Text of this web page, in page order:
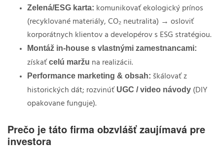
Zelená/ESG karta: komunikovať ekologický prínos
(recyklované materiály, CO₂ neutralita) → osloviť
korporátnych klientov a developérov s ESG stratégiou.
Montáž in-house s vlastnými zamestnancami:
získať celú maržu na realizácii.
Performance marketing & obsah: škálovať z
historických dát; rozvinúť UGC / video návody (DIY
opakovane funguje).
Prečo je táto firma obzvlášť zaujímavá pre
investora